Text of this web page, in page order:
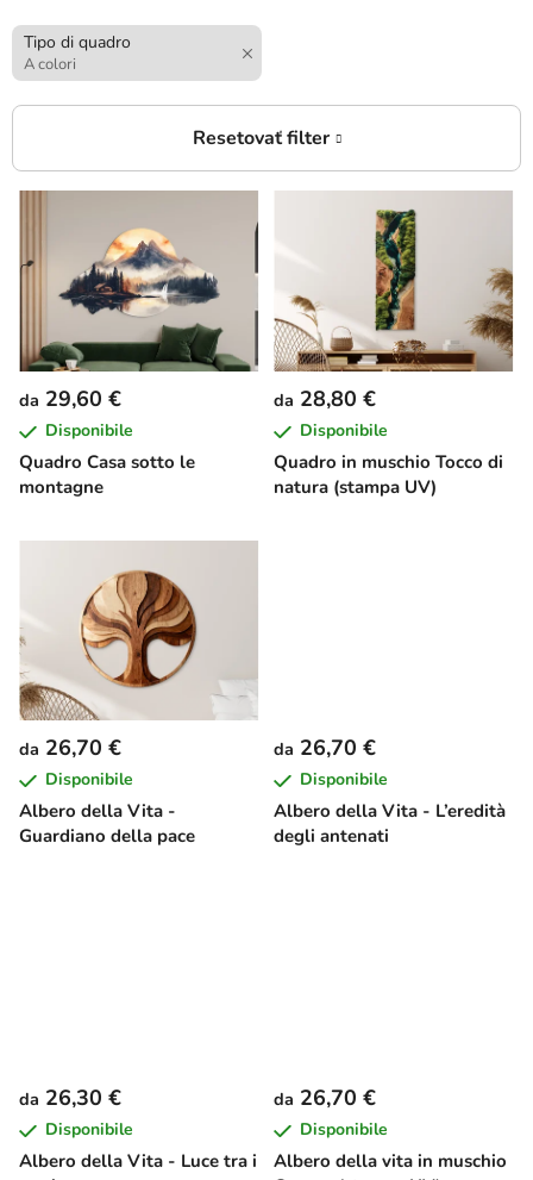
Tipo di quadro
A colori
E
e
o
d
e
p
o
t
t
Quadro Casa sotto le
montagne
da 29,60 €
Disponibile
Quadro in muschio Tocco di
natura (stampa UV)
da 28,80 €
Disponibile
Albero della Vita -
Guardiano della pace
da 26,70 €
Disponibile
Albero della Vita - L’eredità
degli antenati
da 26,70 €
Disponibile
Albero della Vita - Luce tra i
da 26,30 €
Disponibile
Albero della vita in muschio
da 26,70 €
Disponibile